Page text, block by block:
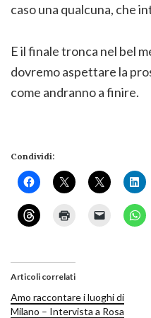
caso una qualcuna, che
E il finale tronca nel bel
dovremo aspettare la
come andranno a finire.
Condividi:
Articoli correlati
Amo raccontare i luoghi di
Milano – Intervista a Rosa